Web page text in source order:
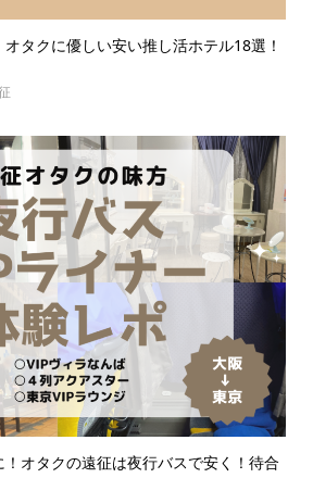
タクに優しい安い推し活ホテル18選！
！オタクの遠征は夜行バスで安く！待合